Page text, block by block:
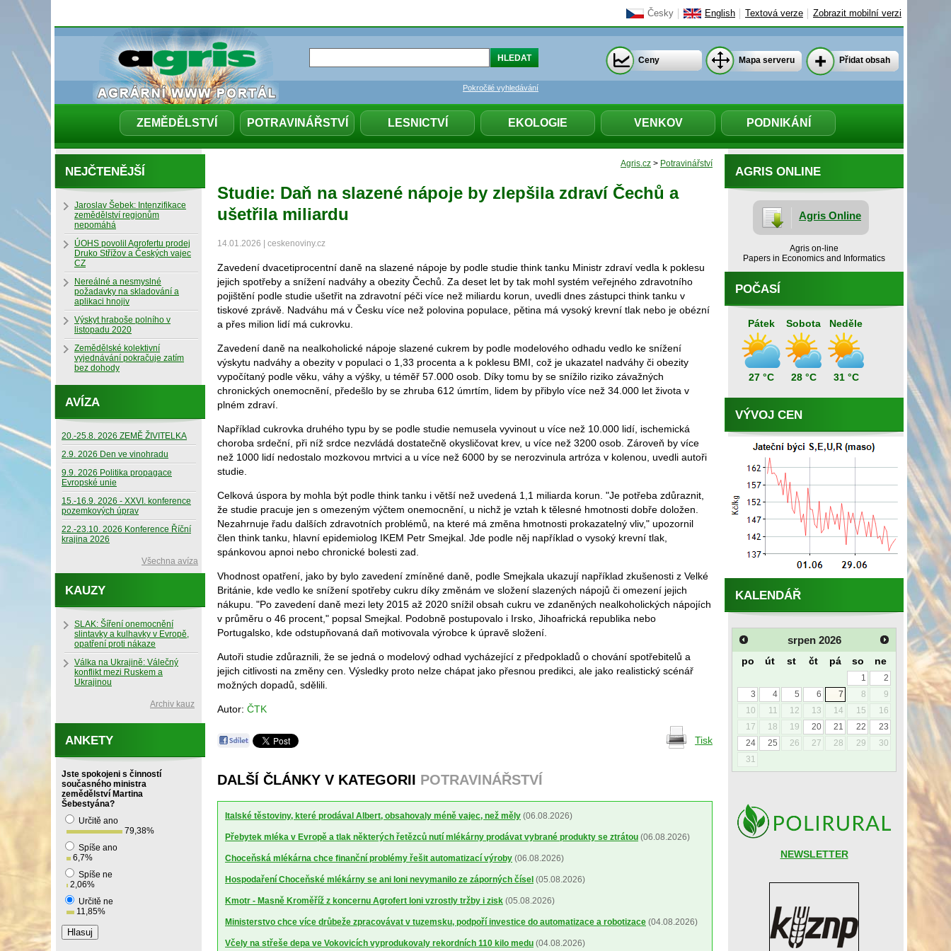
Česky English Textová verze Zobrazit mobilní verzi
ZEMĚDĚLSTVÍ POTRAVINÁŘSTVÍ LESNICTVÍ EKOLOGIE VENKOV PODNIKÁNÍ
Pokročilé vyhledávání
Ceny Mapa serveru Přidat obsah
Agris.cz > Potravinářství
Studie: Daň na slazené nápoje by zlepšila zdraví Čechů a
ušetřila miliardu
14.01.2026 | ceskenoviny.cz
Zavedení dvacetiprocentní daně na slazené nápoje by podle studie think tanku Ministr zdraví vedla k poklesu
jejich spotřeby a snížení nadváhy a obezity Čechů. Za deset let by tak mohl systém veřejného zdravotního
pojištění podle studie ušetřit na zdravotní péči více než miliardu korun, uvedli dnes zástupci think tanku v
tiskové zprávě. Nadváhu má v Česku více než polovina populace, pětina má vysoký krevní tlak nebo je obézní
a přes milion lidí má cukrovku.
Zavedení daně na nealkoholické nápoje slazené cukrem by podle modelového odhadu vedlo ke snížení
výskytu nadváhy a obezity v populaci o 1,33 procenta a k poklesu BMI, což je ukazatel nadváhy či obezity
vypočítaný podle věku, váhy a výšky, u téměř 57.000 osob. Díky tomu by se snížilo riziko závažných
chronických onemocnění, předešlo by se zhruba 612 úmrtím, lidem by přibylo více než 34.000 let života v
plném zdraví.
Například cukrovka druhého typu by se podle studie nemusela vyvinout u více než 10.000 lidí, ischemická
choroba srdeční, při níž srdce nezvládá dostatečně okysličovat krev, u více než 3200 osob. Zároveň by více
než 1000 lidí nedostalo mozkovou mrtvici a u více než 6000 by se nerozvinula artróza v kolenou, uvedli autoři
studie.
Celková úspora by mohla být podle think tanku i větší než uvedená 1,1 miliarda korun. "Je potřeba zdůraznit,
že studie pracuje jen s omezeným výčtem onemocnění, u nichž je vztah k tělesné hmotnosti dobře doložen.
Nezahrnuje řadu dalších zdravotních problémů, na které má změna hmotnosti prokazatelný vliv," upozornil
člen think tanku, hlavní epidemiolog IKEM Petr Smejkal. Jde podle něj například o vysoký krevní tlak,
spánkovou apnoi nebo chronické bolesti zad.
Vhodnost opatření, jako by bylo zavedení zmíněné daně, podle Smejkala ukazují například zkušenosti z Velké
Británie, kde vedlo ke snížení spotřeby cukru díky změnám ve složení slazených nápojů či omezení jejich
nákupu. "Po zavedení daně mezi lety 2015 až 2020 snížil obsah cukru ve zdaněných nealkoholických nápojích
v průměru o 46 procent," popsal Smejkal. Podobně postupovalo i Irsko, Jihoafrická republika nebo
Portugalsko, kde odstupňovaná daň motivovala výrobce k úpravě složení.
Autoři studie zdůraznili, že se jedná o modelový odhad vycházející z předpokladů o chování spotřebitelů a
jejich citlivosti na změny cen. Výsledky proto nelze chápat jako přesnou predikci, ale jako realistický scénář
možných dopadů, sdělili.
Autor: ČTK
Tisk
DALŠÍ ČLÁNKY V KATEGORII POTRAVINÁŘSTVÍ
Italské těstoviny, které prodával Albert, obsahovaly méně vajec, než měly (06.08.2026)
Přebytek mléka v Evropě a tlak některých řetězců nutí mlékárny prodávat vybrané produkty se ztrátou (06.08.2026)
Choceňská mlékárna chce finanční problémy řešit automatizací výroby (06.08.2026)
Hospodaření Choceňské mlékárny se ani loni nevymanilo ze záporných čísel (05.08.2026)
Kmotr - Masně Kroměříž z koncernu Agrofert loni vzrostly tržby i zisk (05.08.2026)
Ministerstvo chce více drůbeže zpracovávat v tuzemsku, podpoří investice do automatizace a robotizace (04.08.2026)
Včely na střeše depa ve Vokovicích vyprodukovaly rekordních 110 kilo medu (04.08.2026)
AGRIS ONLINE
Agris Online
Agris on-line
Papers in Economics and Informatics
POČASÍ
Pátek
27 °C
Sobota
28 °C
Neděle
31 °C
VÝVOJ CEN
KALENDÁŘ
srpen 2026
po út st čt pá so ne
1
2
3
4 5 6 7 8
9
10
11 12 13 14 15
16
17
18 19 20 21 22
23
24
25 26 27 28 29
30
31
NEWSLETTER
NEJČTENĚJŠÍ
Jaroslav Šebek: Intenzifikace
zemědělství regionům
nepomáhá
ÚOHS povolil Agrofertu prodej
Druko Střížov a Českých vajec
CZ
Nereálné a nesmyslné
požadavky na skladování a
aplikaci hnojiv
Výskyt hraboše polního v
listopadu 2020
Zemědělské kolektivní
vyjednávání pokračuje zatím
bez dohody
AVÍZA
20.-25.8. 2026 ZEMĚ ŽIVITELKA
2.9. 2026 Den ve vinohradu
9.9. 2026 Politika propagace
Evropské unie
15.-16.9. 2026 - XXVI. konference
pozemkových úprav
22.-23.10. 2026 Konference Říční
krajina 2026
Všechna avíza
KAUZY
SLAK: Šíření onemocnění
slintavky a kulhavky v Evropě,
opatření proti nákaze
Válka na Ukrajině: Válečný
konflikt mezi Ruskem a
Ukrajinou
Archiv kauz
ANKETY
Jste spokojeni s činností
současného ministra
zemědělství Martina
Šebestyána?
Určitě ano
79,38%
Spíše ano
6,7%
Spíše ne
2,06%
Určitě ne
11,85%